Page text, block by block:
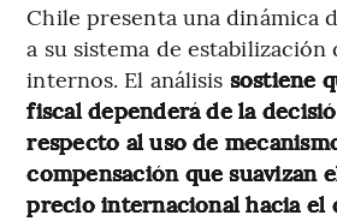
Chile presenta una dinámica
a su sistema de estabilización
internos. El análisis sostiene
fiscal dependerá de la
respecto al uso de
compensación que suavizan
precio internacional hacia el